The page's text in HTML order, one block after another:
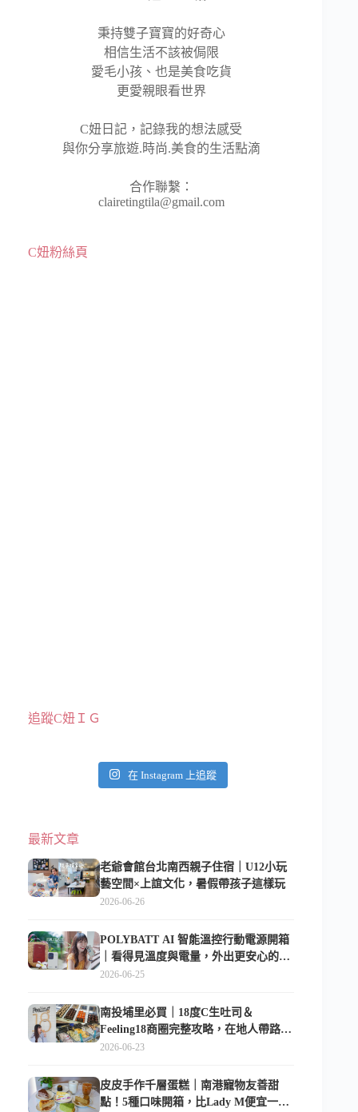
秉持雙子寶寶的好奇心
相信生活不該被侷限
愛毛小孩、也是美食吃貨
更愛親眼看世界
C妞日記，記錄我的想法感受
與你分享旅遊.時尚.美食的生活點滴
合作聯繫：
clairetingtila@gmail.com
C妞粉絲頁
追蹤C妞ＩＧ
在 Instagram 上追蹤
最新文章
老爺會館台北南西親子住宿｜U12小玩
藝空間×上誼文化，暑假帶孩子這樣玩
2026-06-26
POLYBATT AI 智能溫控行動電源開箱
｜看得見溫度與電量，外出更安心的
10000mAh 行動電源
2026-06-25
南投埔里必買｜18度C生吐司＆
Feeling18商圈完整攻略，在地人帶路這
樣逛
2026-06-23
皮皮手作千層蛋糕｜南港寵物友善甜
點！5種口味開箱，比Lady M便宜一半